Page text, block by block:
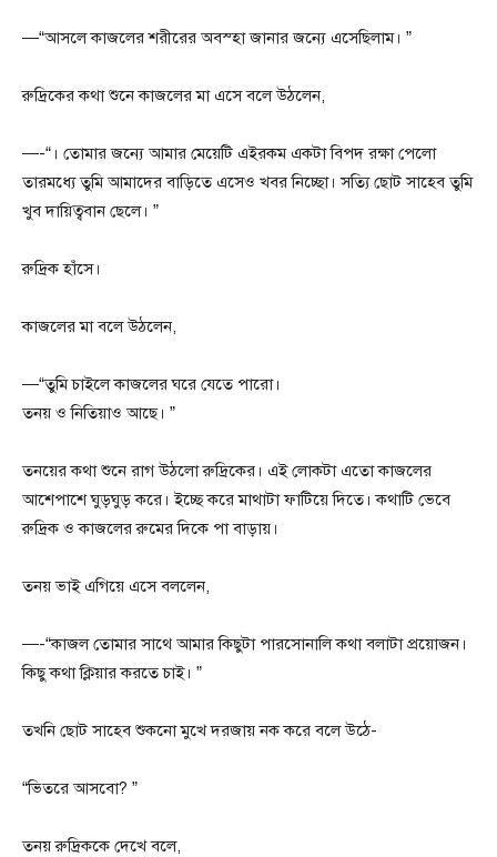
—“আসলে কাজলের শরীরের অবস্হা জানার জন্যে এসেছিলাম। ”
রুদ্রিকের কথা শুনে কাজলের মা এসে বলে উঠলেন,
—-“। তোমার জন্যে আমার মেয়েটি এইরকম একটা বিপদ রক্ষা পেলো
তারমধ্যে তুমি আমাদের বাড়িতে এসেও খবর নিচ্ছো। সত্যি ছোট সাহেব তুমি
খুব দায়িত্ববান ছেলে। ”
রুদ্রিক হাঁসে।
কাজলের মা বলে উঠলেন,
—“তুমি চাইলে কাজলের ঘরে যেতে পারো।
তনয় ও নিতিয়াও আছে। ”
তনয়ের কথা শুনে রাগ উঠলো রুদ্রিকের। এই লোকটা এতো কাজলের
আশেপাশে ঘুড়ঘুড় করে। ইচ্ছে করে মাথাটা ফাটিয়ে দিতে। কথাটি ভেবে
রুদ্রিক ও কাজলের রুমের দিকে পা বাড়ায়।
তনয় ভাই এগিয়ে এসে বললেন,
—-“কাজল তোমার সাথে আমার কিছুটা পারসোনালি কথা বলাটা প্রয়োজন।
কিছু কথা ক্লিয়ার করতে চাই। ”
তখনি ছোট সাহেব শুকনো মুখে দরজায় নক করে বলে উঠে-
“ভিতরে আসবো? ”
তনয় রুদ্রিককে দেখে বলে,